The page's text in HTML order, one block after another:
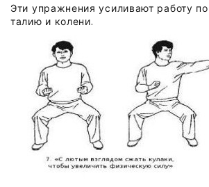
Эти упражнения усиливают работу
талию и колени.